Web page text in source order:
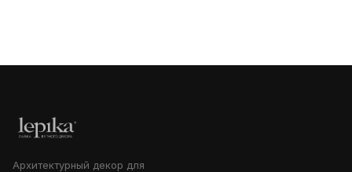
Архитектурный декор для